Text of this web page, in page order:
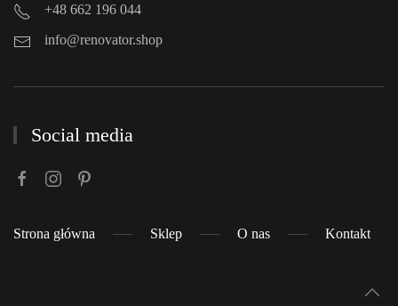
+48 662 196 044
info@renovator.shop
Social media
Strona główna Sklep O nas Kontakt